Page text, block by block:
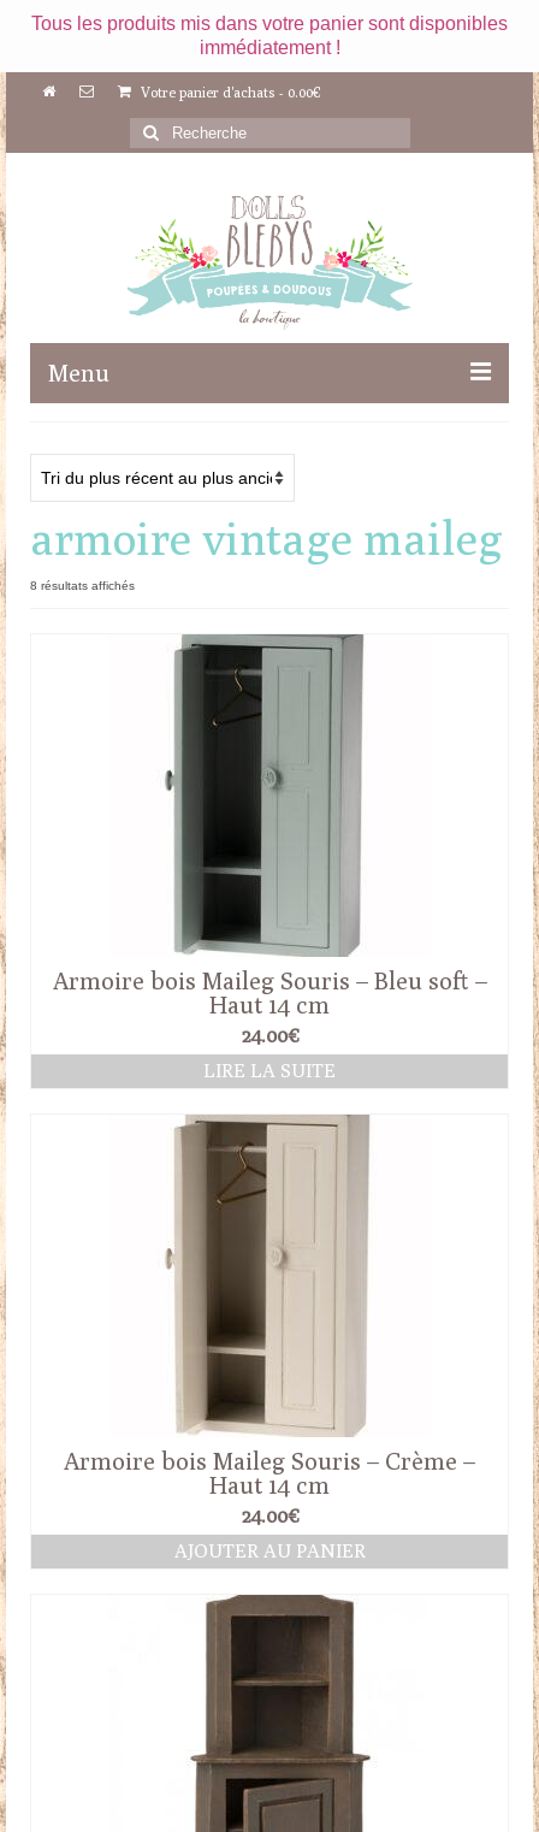
Tous les produits mis dans votre panier sont disponibles
immédiatement !
Votre panier d'achats - 0.00€
Rechercher
:
Menu
Maileg
Poupées
Doudous
Mobilier & Accessoires
armoire vintage maileg
8 résultats affichésTrié
Armoire bois Maileg Souris – Bleu soft –
Haut 14 cm
24.00€
LIRE LA SUITE
Armoire bois Maileg Souris – Crème –
Haut 14 cm
24.00€
AJOUTER AU PANIER